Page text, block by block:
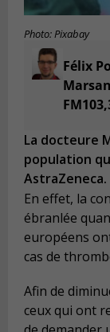
Photo: Pixabay
Félix
La docteure
population
AstraZeneca.
En effet, la
ébranlée
européens
cas de
Afin de
ceux qui ont